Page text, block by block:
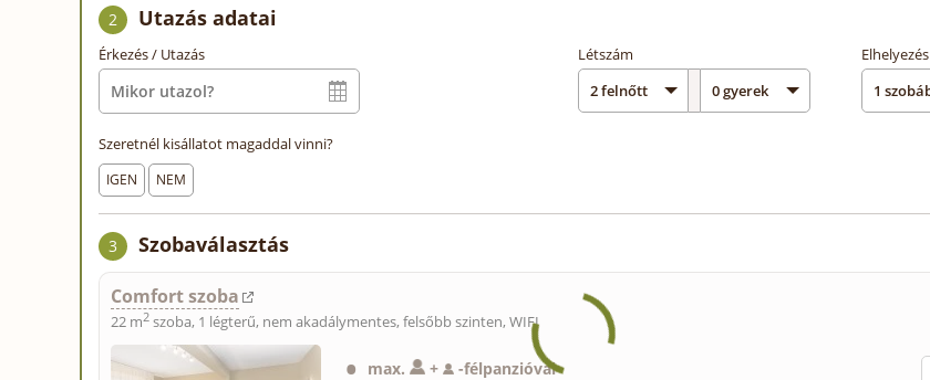
2 Utazás adatai
Érkezés / Utazás Létszám Elhelyezés
Szeretnél kisállatot magaddal vinni?
IGEN NEM
3 Szobaválasztás
Comfort szoba
22 m2 szoba, 1 légterű, nem akadálymentes, felsőbb szinten, WIFI
max. + -félpanzióval